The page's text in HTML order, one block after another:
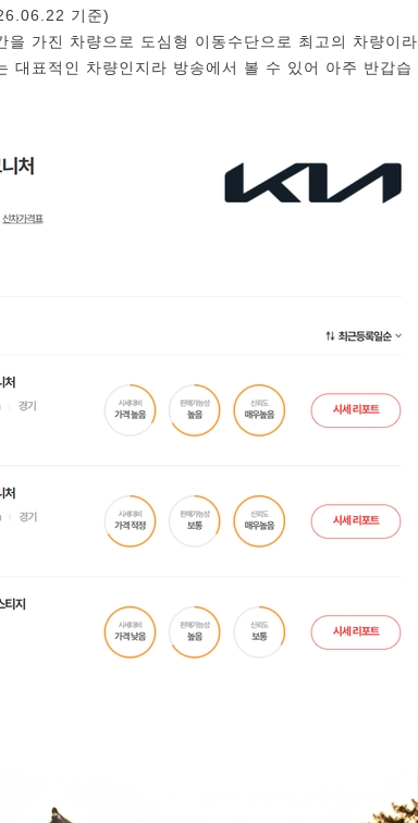
기준)
가진 차량으로 도심형 이동수단으로 최고의 차량이라
대표적인 차량인지라 방송에서 볼 수 있어 아주 반갑습